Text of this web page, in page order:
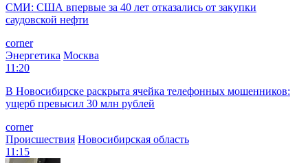
СМИ: США впервые за 40 лет отказались от закупки
саудовской нефти
corner
Энергетика Москва
11:20
В Новосибирске раскрыта ячейка телефонных мошенников:
ущерб превысил 30 млн рублей
corner
Происшествия Новосибирская область
11:15